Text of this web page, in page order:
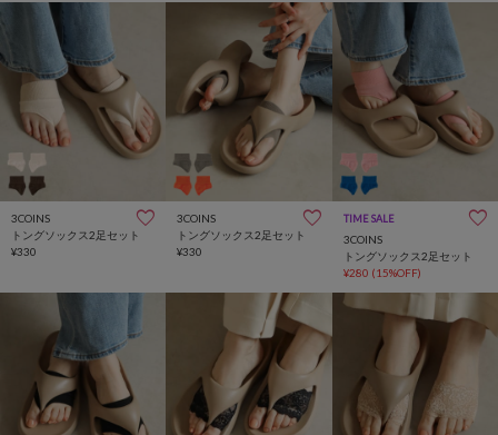
3COINS
トングソックス2足セット
¥330
3COINS
トングソックス2足セット
¥330
TIME SALE
3COINS
トングソックス2足セット
¥280 (15%OFF)